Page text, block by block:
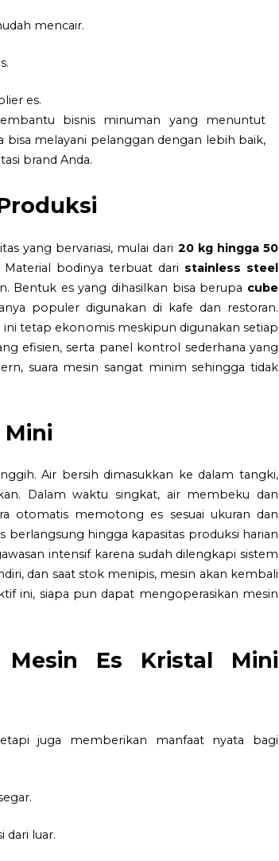
mencair.
es.
bisnis minuman yang menuntut
bisa melayani pelanggan dengan lebih baik,
brand Anda.
yang bervariasi, mulai dari 20 kg hingga 50
bodinya terbuat dari stainless steel
Bentuk es yang dihasilkan bisa berupa cube
populer digunakan di kafe dan restoran.
tetap ekonomis meskipun digunakan setiap
efisien, serta panel kontrol sederhana yang
suara mesin sangat minim sehingga tidak
Mini
Air bersih dimasukkan ke dalam tangki,
Dalam waktu singkat, air membeku dan
otomatis memotong es sesuai ukuran dan
hingga kapasitas produksi harian
intensif karena sudah dilengkapi sistem
dan saat stok menipis, mesin akan kembali
ini, siapa pun dapat mengoperasikan mesin
Es Kristal Mini
juga memberikan manfaat nyata bagi
dari luar.